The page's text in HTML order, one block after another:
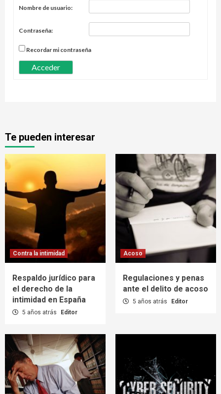
Nombre de usuario:
Contraseña:
Recordar mi contraseña
Acceder
Te pueden interesar
Contra la intimidad
Respaldo jurídico para
el derecho de la
intimidad en España
5 años atrás Editor
Acoso
Regulaciones y penas
ante el delito de acoso
5 años atrás Editor